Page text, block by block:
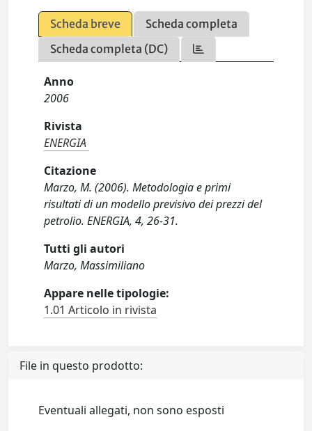
Scheda breve
Scheda completa
Scheda completa (DC)
Anno
2006
Rivista
ENERGIA
Citazione
Marzo, M. (2006). Metodologia e primi
risultati di un modello previsivo dei prezzi del
petrolio. ENERGIA, 4, 26-31.
Tutti gli autori
Marzo, Massimiliano
Appare nelle tipologie:
1.01 Articolo in rivista
File in questo prodotto:
Eventuali allegati, non sono esposti